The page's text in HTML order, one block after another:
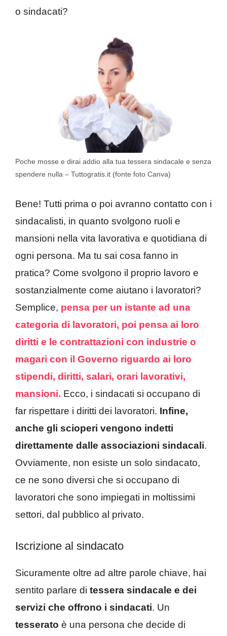
o sindacati?
Poche mosse e dirai addio alla tua tessera sindacale e senza
spendere nulla – Tuttogratis.it (fonte foto Canva)
Bene! Tutti prima o poi avranno contatto con i
sindacalisti, in quanto svolgono ruoli e
mansioni nella vita lavorativa e quotidiana di
ogni persona. Ma tu sai cosa fanno in
pratica? Come svolgono il proprio lavoro e
sostanzialmente come aiutano i lavoratori?
Semplice, pensa per un istante ad una
categoria di lavoratori, poi pensa ai loro
diritti e le contrattazioni con industrie o
magari con il Governo riguardo ai loro
stipendi, diritti, salari, orari lavorativi,
mansioni. Ecco, i sindacati si occupano di
far rispettare i diritti dei lavoratori. Infine,
anche gli scioperi vengono indetti
direttamente dalle associazioni sindacali.
Ovviamente, non esiste un solo sindacato,
ce ne sono diversi che si occupano di
lavoratori che sono impiegati in moltissimi
settori, dal pubblico al privato.
Iscrizione al sindacato
Sicuramente oltre ad altre parole chiave, hai
sentito parlare di tessera sindacale e dei
servizi che offrono i sindacati. Un
tesserato è una persona che decide di